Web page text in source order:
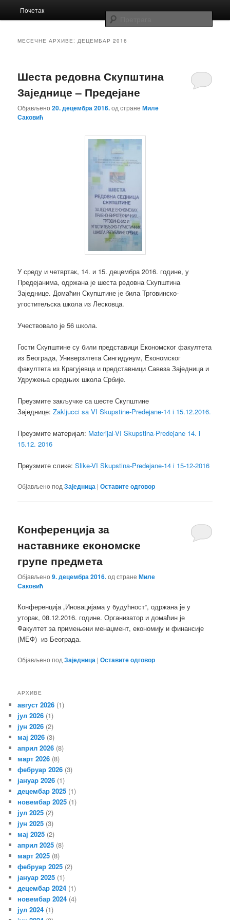
Заједница
изборник
Скочи
садржај
Скочи
садржај
Почетак
МЕСЕЧНЕ АРХИВЕ:ДЕЦЕМБАР 2016
Шеста редовна Скупштина
Заједнице – Предејане
Објављено20. децембра 2016.од странеМиле
Саковић
У среду и четвртак, 14. и 15. децембра 2016. године, у
Предејанима, одржана је шеста редовна Скупштина
Заједнице. Домаћин Скупштине је била Трговинско-
угоститељска школа из Лесковца.
Учествовало је 56 школа.
Гости Скупштине су били представици Економског факултета
из Београда, Универзитета Сингидунум, Економског
факултета из Крагујевца и представници Савеза Заједница и
Удружења средњих школа Србије.
Преузмите закључке са шесте Скупштине
Заједнице:Zakljucci sa VI Skupstine-Predejane-14 i 15.12.2016.
Преузмите материјал: Materijal-VI Skupstina-Predejane 14. i
15.12. 2016
Преузмите слике:Slike-VI Skupstina-Predejane-14 i 15-12-2016
Објављено под Заједница |Оставите одговор
Конференција за
наставнике економске
групе предмета
Објављено9. децембра 2016.од странеМиле
Саковић
Конференција „Иновацијама у будућност“, одржана је у
уторак, 08.12.2016. године. Организатор и домаћин је
Факултет за примењени менаџмент, економију и финансије
(МЕФ) из Београда.
Објављено под Заједница |Оставите одговор
АРХИВЕ
август 2026 (1)
јул 2026 (1)
јун 2026 (2)
мај 2026 (3)
април 2026 (8)
март 2026 (8)
фебруар 2026 (3)
јануар 2026 (1)
децембар 2025 (1)
новембар 2025 (1)
јул 2025 (2)
јун 2025 (3)
мај 2025 (2)
април 2025 (8)
март 2025 (8)
фебруар 2025 (2)
јануар 2025 (1)
децембар 2024 (1)
новембар 2024 (4)
јул 2024 (1)